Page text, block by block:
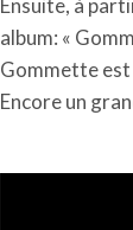
Ensuite, à
album: «
Gommette est
Encore un